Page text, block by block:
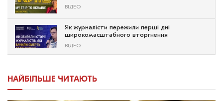
ВІДЕО
Як журналісти пережили перші дні
широкомасштабного вторгнення
ВІДЕО
НАЙБІЛЬШЕ ЧИТАЮТЬ